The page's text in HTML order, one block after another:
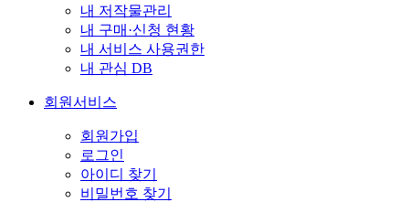
내 저작물관리
내 구매·신청 현황
내 서비스 사용권한
내 관심 DB
회원서비스
회원가입
로그인
아이디 찾기
비밀번호 찾기